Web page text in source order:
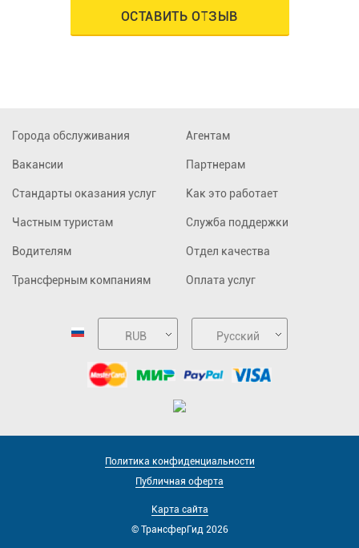
ОСТАВИТЬ ОТЗЫВ
Города обслуживания
Вакансии
Стандарты оказания услуг
Частным туристам
Водителям
Трансферным компаниям
Агентам
Партнерам
Как это работает
Служба поддержки
Отдел качества
Оплата услуг
RUB Русский
Политика конфиденциальности
Публичная оферта
Карта сайта
© ТрансферГид 2026